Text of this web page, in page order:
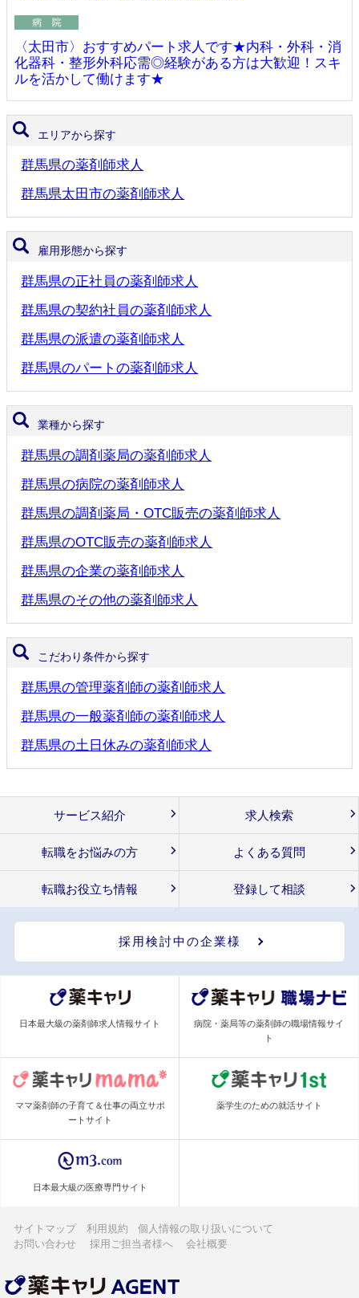
〈太田市〉おすすめパート求人です★内科・外科・消
化器科・整形外科応需◎経験がある方は大歓迎！スキ
ルを活かして働けます★
エリアから探す
群馬県の薬剤師求人
群馬県太田市の薬剤師求人
雇用形態から探す
群馬県の正社員の薬剤師求人
群馬県の契約社員の薬剤師求人
群馬県の派遣の薬剤師求人
群馬県のパートの薬剤師求人
業種から探す
群馬県の調剤薬局の薬剤師求人
群馬県の病院の薬剤師求人
群馬県の調剤薬局・OTC販売の薬剤師求人
群馬県のOTC販売の薬剤師求人
群馬県の企業の薬剤師求人
群馬県のその他の薬剤師求人
こだわり条件から探す
群馬県の管理薬剤師の薬剤師求人
群馬県の一般薬剤師の薬剤師求人
群馬県の土日休みの薬剤師求人
サービス紹介 求人検索
転職をお悩みの方 よくある質問
転職お役立ち情報 登録して相談
採用検討中の企業様
日本最大級の薬剤師求人情報サイト
病院・薬局等の薬剤師の職場情報サイ
ト
ママ薬剤師の子育て＆仕事の両立サポ
ートサイト
薬学生のための就活サイト
日本最大級の医療専門サイト
サイトマップ 利用規約
個人情報の取り扱いについて
お問い合わせ
採用ご担当者様へ 会社概要